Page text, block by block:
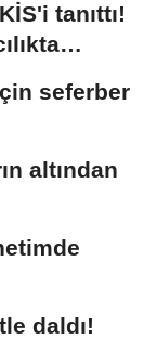
tanıttı!
seferber
altından
daldı!